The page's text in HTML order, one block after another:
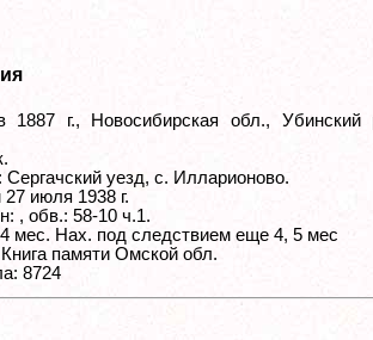
1887 г., Новосибирская обл.,
уезд, с. Илларионово.
июля 1938 г.
, обв.: 58-10 ч.1.
4 мес. Нах. под следствием еще 4, 5 мес
памяти Омской обл.
8724